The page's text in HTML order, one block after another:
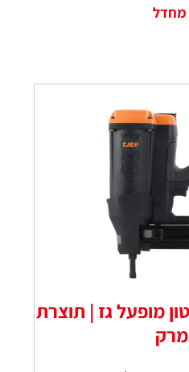
מופעל גז | תוצרת